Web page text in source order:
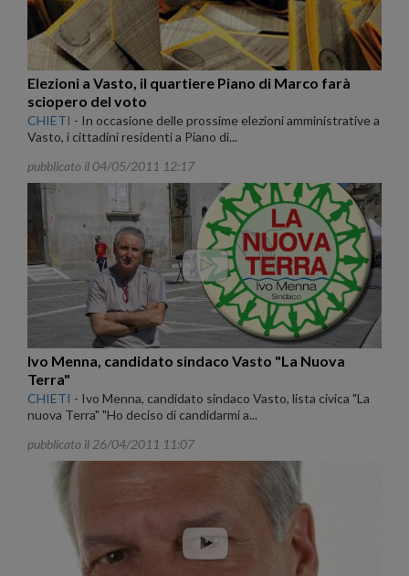
Elezioni a Vasto, il quartiere Piano di Marco farà
sciopero del voto
CHIETI - In occasione delle prossime elezioni amministrative a
Vasto, i cittadini residenti a Piano di...
pubblicato il 04/05/2011 12:17
Ivo Menna, candidato sindaco Vasto "La Nuova
Terra"
CHIETI - Ivo Menna, candidato sindaco Vasto, lista civica "La
nuova Terra" "Ho deciso di candidarmi a...
pubblicato il 26/04/2011 11:07